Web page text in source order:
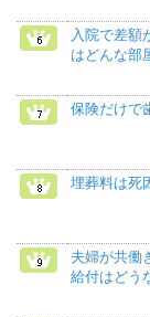
入院で差額
はどんな部
保険だけで
埋葬料は死
夫婦が共働
給付はどう